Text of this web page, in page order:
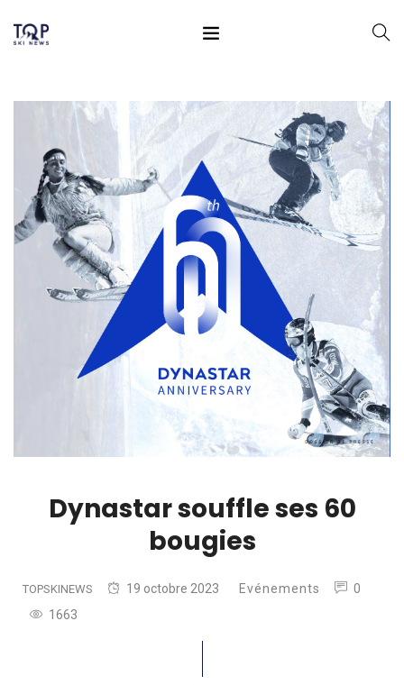
Dynastar souffle ses 60
bougies
TOPSKINEWS 19 octobre 2023 Evénements
0
1663